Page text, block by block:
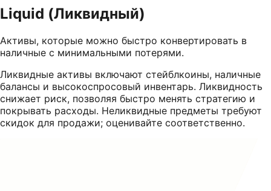
Liquid (Ликвидный)
Активы, которые можно быстро конвертировать в
наличные с минимальными потерями.
Ликвидные активы включают стейблкоины, наличные
балансы и высокоспросовый инвентарь. Ликвидность
снижает риск, позволяя быстро менять стратегию и
покрывать расходы. Неликвидные предметы требуют
скидок для продажи; оценивайте соответственно.